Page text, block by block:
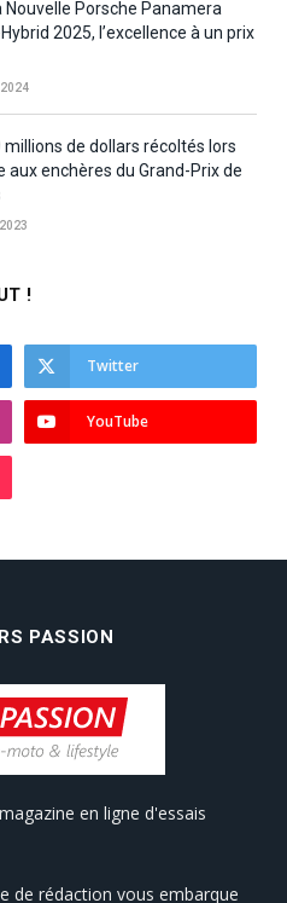
Nouvelle Porsche Panamera
2025, l’excellence à un prix
2024
millions de dollars récoltés lors
aux enchères du Grand-Prix de
!
Twitter
YouTube
PASSION
en ligne d'essais
de rédaction vous embarque